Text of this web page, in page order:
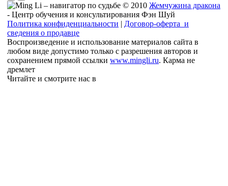
© 2010 Жемчужина дракона
- Центр обучения и консультирования Фэн Шуй
Политика конфиденциальности | Договор-оферта и
сведения о продавце
Воспроизведение и использование материалов сайта в
любом виде допустимо только с разрешения авторов и
сохранением прямой ссылки www.mingli.ru. Карма не
дремлет
Читайте и смотрите нас в